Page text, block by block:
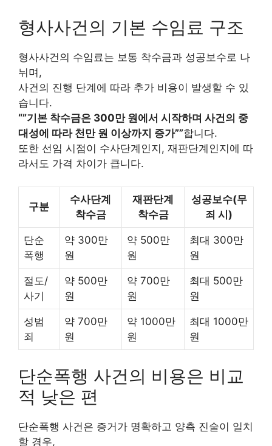
형사사건의 기본 수임료 구조
형사사건의 수임료는 보통 착수금과 성공보수로 나
뉘며,
사건의 진행 단계에 따라 추가 비용이 발생할 수 있
습니다.
“”기본 착수금은 300만 원에서 시작하며 사건의 중
대성에 따라 천만 원 이상까지 증가””합니다.
또한 선임 시점이 수사단계인지, 재판단계인지에 따
라서도 가격 차이가 큽니다.
구분
수사단계
착수금
재판단계
착수금
성공보수(무
죄 시)
단순
폭행
약 300만
원
약 500만
원
최대 300만
원
절도/
사기
약 500만
원
약 700만
원
최대 500만
원
성범
죄
약 700만
원
약 1000만
원
최대 1000만
원
단순폭행 사건의 비용은 비교
적 낮은 편
단순폭행 사건은 증거가 명확하고 양측 진술이 일치
할 경우,